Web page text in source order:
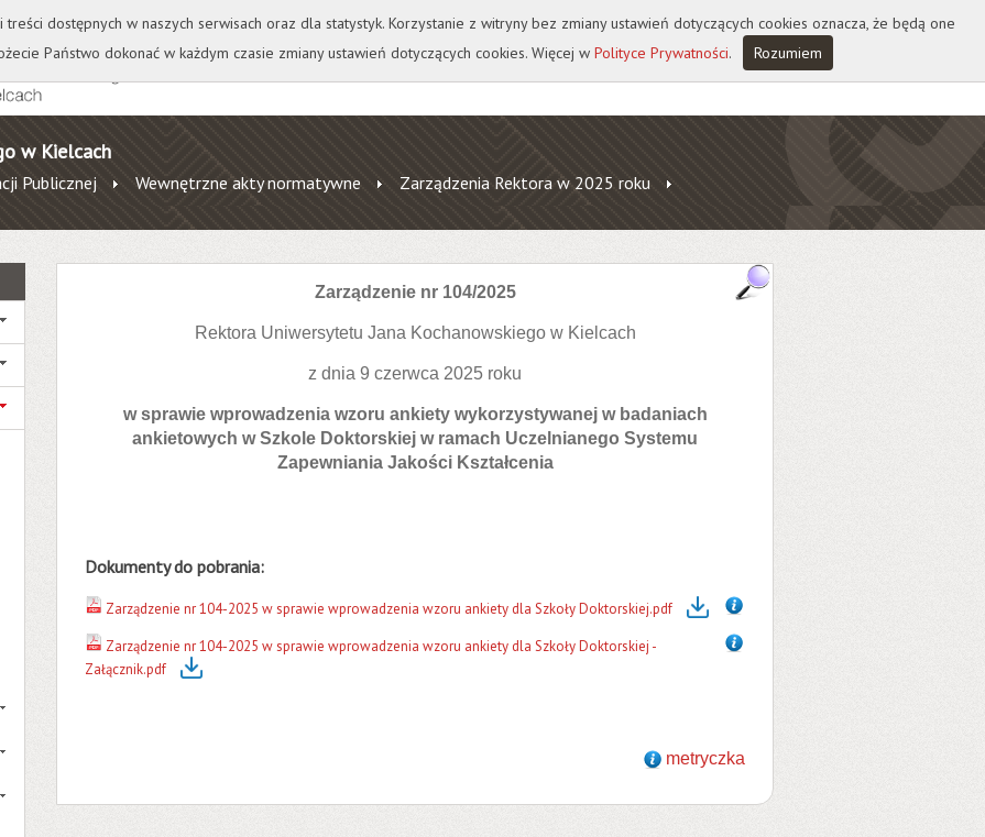
Wydawnictwo Wirtualna Uczelnia A A A A
w Kielcach
Publicznej Wewnętrzne akty normatywne
Zarządzenia Rektora w 2025 roku
Zarządzenie nr 104/2025
Rektora Uniwersytetu Jana Kochanowskiego w Kielcach
z dnia 9 czerwca 2025 roku
w sprawie wprowadzenia wzoru ankiety wykorzystywanej w badaniach
ankietowych w Szkole Doktorskiej w ramach Uczelnianego Systemu
Zapewniania Jakości Kształcenia
Dokumenty do pobrania:
Zarządzenie nr 104-2025 w sprawie wprowadzenia wzoru ankiety dla Szkoły Doktorskiej.pdf
Zarządzenie nr 104-2025 w sprawie wprowadzenia wzoru ankiety dla Szkoły Doktorskiej -
Załącznik.pdf
metryczka
dostępnych w naszych serwisach oraz dla statystyk. Korzystanie z witryny bez zmiany ustawień dotyczących cookies oznacza, że będą one
Państwo dokonać w każdym czasie zmiany ustawień dotyczących cookies. Więcej w Polityce Prywatności. Rozumiem